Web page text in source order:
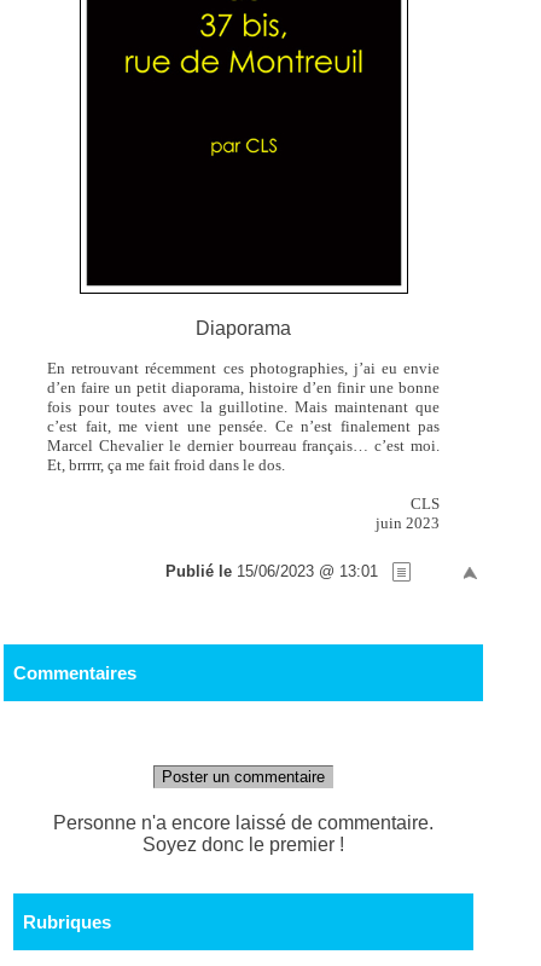
Diaporama
En retrouvant récemment ces photographies, j’ai eu envie
d’en faire un petit diaporama, histoire d’en finir une bonne
fois pour toutes avec la guillotine. Mais maintenant que
c’est fait, me vient une pensée. Ce n’est finalement pas
Marcel Chevalier le dernier bourreau français… c’est moi.
Et, brrrrr, ça me fait froid dans le dos.
CLS
juin 2023
Publié le 15/06/2023 @ 13:01
Commentaires
Poster un commentaire
Personne n'a encore laissé de commentaire.
Soyez donc le premier !
Rubriques